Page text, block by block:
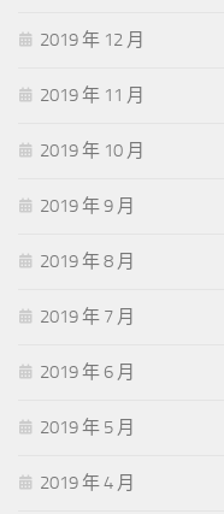
2019 年 12 月
2019 年 11 月
2019 年 10 月
2019 年 9 月
2019 年 8 月
2019 年 7 月
2019 年 6 月
2019 年 5 月
2019 年 4 月